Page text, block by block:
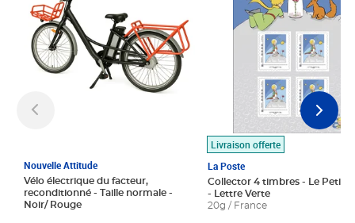
Nouvelle Attitude
Vélo électrique du facteur,
reconditionné - Taille normale -
Noir/ Rouge
Livraison offerte
La Poste
Collector 4 timbres - Le Petit
- Lettre Verte
20g / France